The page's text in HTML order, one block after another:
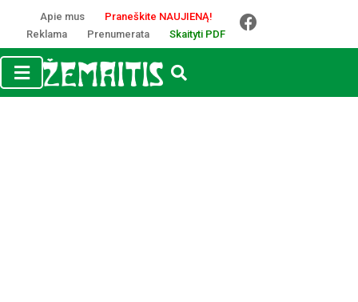
Apie mus
Praneškite NAUJIENĄ!
Reklama
Prenumerata Skaityti PDF